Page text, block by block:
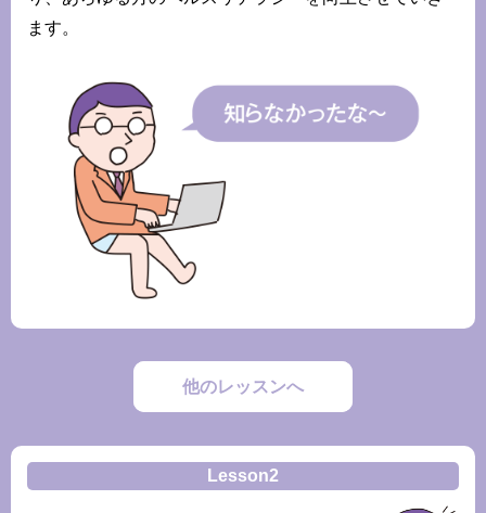
ます。
他のレッスンへ
Lesson2